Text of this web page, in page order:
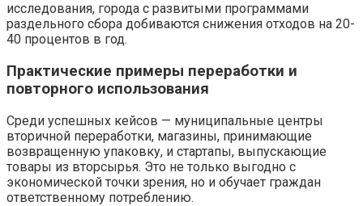
исследования, города с развитыми программами
раздельного сбора добиваются снижения отходов на 20-
40 процентов в год.
Практические примеры переработки и
повторного использования
Среди успешных кейсов — муниципальные центры
вторичной переработки, магазины, принимающие
возвращенную упаковку, и стартапы, выпускающие
товары из вторсырья. Это не только выгодно с
экономической точки зрения, но и обучает граждан
ответственному потреблению.